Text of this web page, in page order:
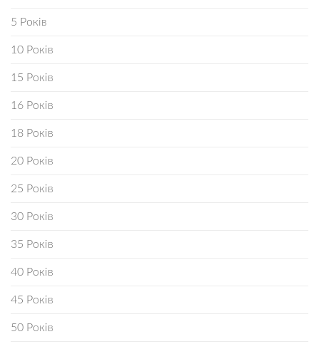
5 Років
10 Років
15 Років
16 Років
18 Років
20 Років
25 Років
30 Років
35 Років
40 Років
45 Років
50 Років